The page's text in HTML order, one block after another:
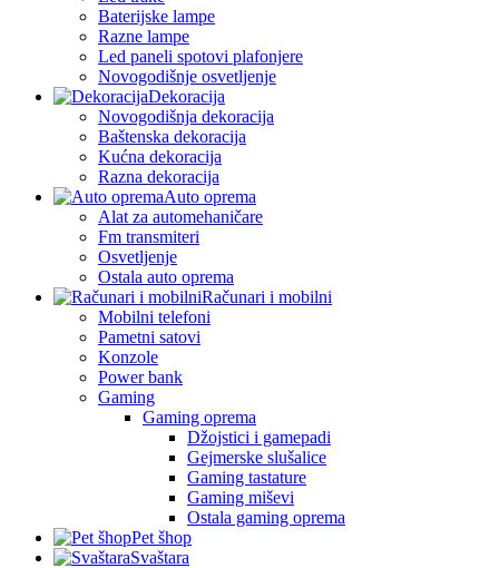
Baterijske lampe
Razne lampe
Led paneli spotovi plafonjere
Novogodišnje osvetljenje
Dekoracija
Novogodišnja dekoracija
Baštenska dekoracija
Kućna dekoracija
Razna dekoracija
Auto oprema
Alat za automehaničare
Fm transmiteri
Osvetljenje
Ostala auto oprema
Računari i mobilni
Mobilni telefoni
Pametni satovi
Konzole
Power bank
Gaming
Gaming oprema
Džojstici i gamepadi
Gejmerske slušalice
Gaming tastature
Gaming miševi
Ostala gaming oprema
Pet šhop
Svaštara